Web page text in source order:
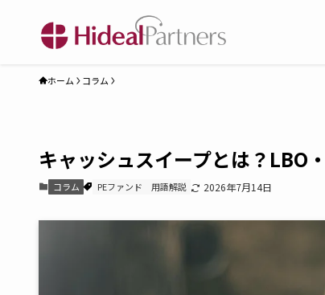
ホーム コラム
キャッシュスイープとは？LBO
コラム PEファンド 用語解説 2026年7月14日